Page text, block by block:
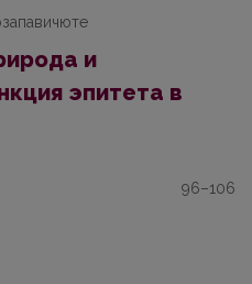
и
эпитета в
96–106